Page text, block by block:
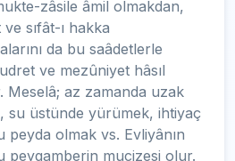
zâsile âmil olmakdan,
sıfât-ı hakka
da bu saâdetlerle
ve mezûniyet hâsıl
Meselâ; az zamanda uzak
su üstünde yürümek, ihtiyaç
peyda olmak vs. Evliyânın
peygamberin mucizesi olur.